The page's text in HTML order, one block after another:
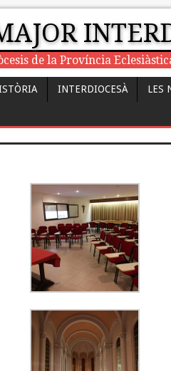
de la Província
INTERDIOCESÀ LES